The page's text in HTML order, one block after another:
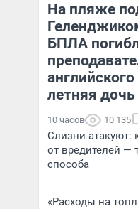
На пляже
БПЛА
летняя дочь
10 часов 10 135
Слизни атакуют:
от вредителей —
способа
«Расходы на